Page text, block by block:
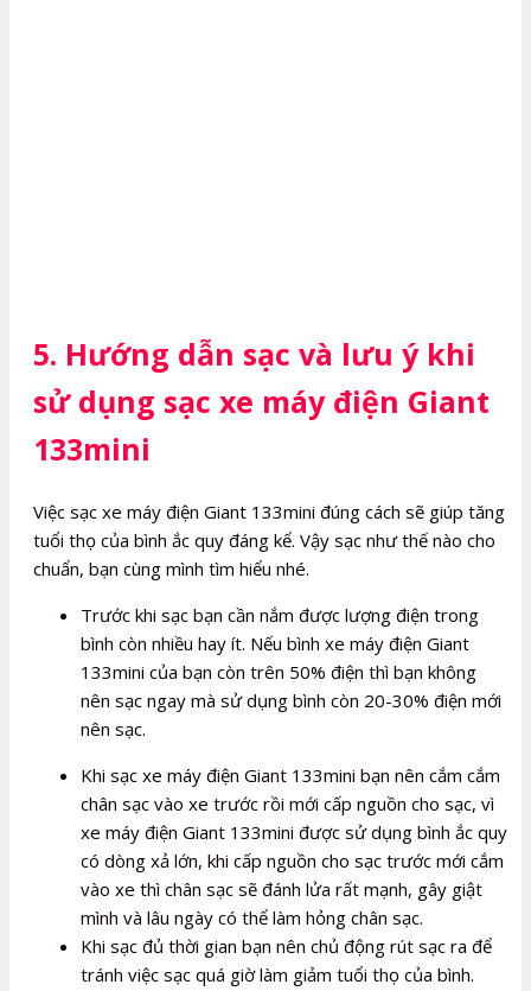
5. Hướng dẫn sạc và lưu ý khi
sử dụng sạc xe máy điện Giant
133mini
Việc sạc xe máy điện Giant 133mini đúng cách sẽ giúp tăng
tuổi thọ của bình ắc quy đáng kể. Vậy sạc như thế nào cho
chuẩn, bạn cùng mình tìm hiểu nhé.
Trước khi sạc bạn cần nắm được lượng điện trong
bình còn nhiều hay ít. Nếu bình xe máy điện Giant
133mini của bạn còn trên 50% điện thì bạn không
nên sạc ngay mà sử dụng bình còn 20-30% điện mới
nên sạc.
Khi sạc xe máy điện Giant 133mini bạn nên cắm cắm
chân sạc vào xe trước rồi mới cấp nguồn cho sạc, vì
xe máy điện Giant 133mini được sử dụng bình ắc quy
có dòng xả lớn, khi cấp nguồn cho sạc trước mới cắm
vào xe thì chân sạc sẽ đánh lửa rất mạnh, gây giật
mình và lâu ngày có thể làm hỏng chân sạc.
Khi sạc đủ thời gian bạn nên chủ động rút sạc ra để
tránh việc sạc quá giờ làm giảm tuổi thọ của bình.